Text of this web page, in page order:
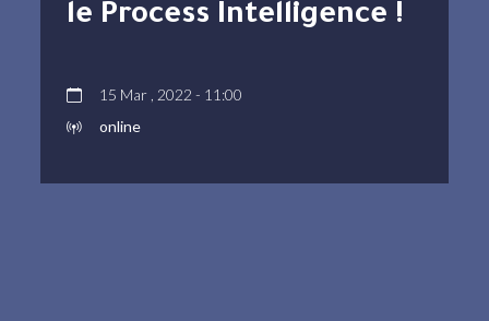
le Process Intelligence !
15 Mar , 2022 - 11:00
online